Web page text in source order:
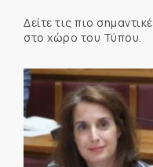
Δείτε τις πιο
στο χώρο του Τύπου.